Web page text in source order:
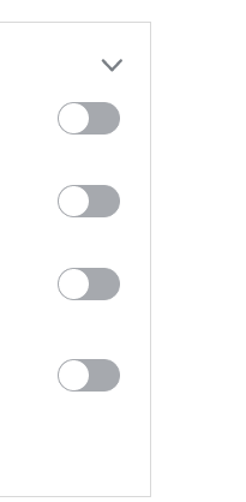
Kiosko.netes la puerta de entrada
Navega por las portadas de los
SÍGUENOS